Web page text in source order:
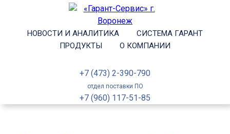
НОВОСТИ И АНАЛИТИКА
СИСТЕМА ГАРАНТ
ПРОДУКТЫ
О КОМПАНИИ
+7 (473) 2-390-790
отдел поставки ПО
+7 (960) 117-51-85